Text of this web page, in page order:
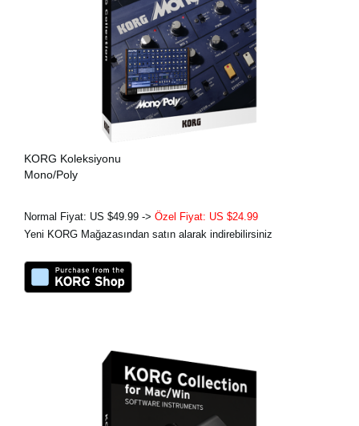
KORG Koleksiyonu
Mono/Poly
Normal Fiyat: US $49.99 -> Özel Fiyat: US $24.99
Yeni KORG Mağazasından satın alarak indirebilirsiniz